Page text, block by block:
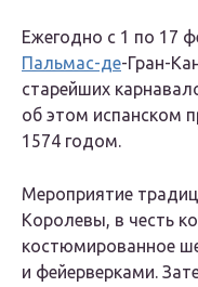
Ежегодно с 1 по 17
Пальмас-де-Гран-
старейших
об этом испанском
1574 годом.
Мероприятие
Королевы, в честь
костюмированное
и фейерверками.